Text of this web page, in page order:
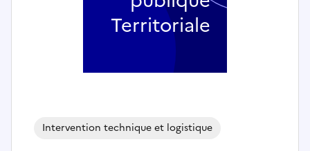
Intervention technique et logistique
Territoriale